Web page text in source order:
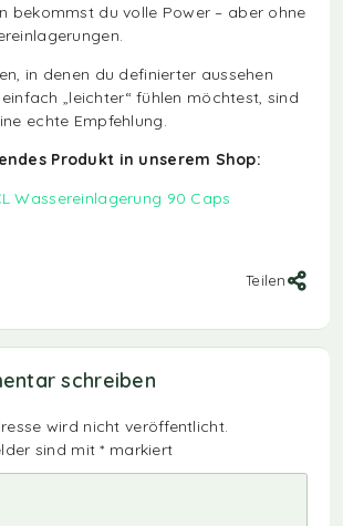
bekommst du volle Power – aber ohne
in denen du definierter aussehen
„leichter“ fühlen möchtest, sind
echte Empfehlung.
Produkt in unserem Shop:
Wassereinlagerung 90 Caps
Teilen
schreiben
wird nicht veröffentlicht.
sind mit* markiert